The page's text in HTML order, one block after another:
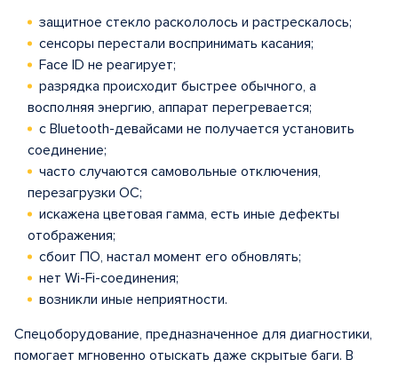
защитное стекло раскололось и растрескалось;
сенсоры перестали воспринимать касания;
Face ID не реагирует;
разрядка происходит быстрее обычного, а
восполняя энергию, аппарат перегревается;
с Bluetooth-девайсами не получается установить
соединение;
часто случаются самовольные отключения,
перезагрузки ОС;
искажена цветовая гамма, есть иные дефекты
отображения;
сбоит ПО, настал момент его обновлять;
нет Wi-Fi-соединения;
возникли иные неприятности.
Спецоборудование, предназначенное для диагностики,
помогает мгновенно отыскать даже скрытые баги. В